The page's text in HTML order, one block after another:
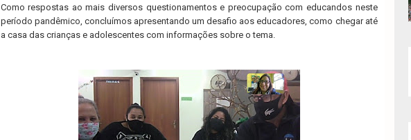
Como respostas ao mais diversos questionamentos e preocupação com educandos neste
período pandêmico, concluímos apresentando um desafio aos educadores, como chegar até
a casa das crianças e adolescentes com informações sobre o tema.